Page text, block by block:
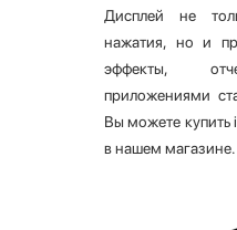
Дисплей не
нажатия, но и
эффекты,
приложениями
Вы можете купить
в нашем магазине.